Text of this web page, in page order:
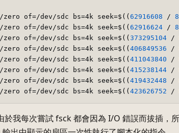
zero of=/dev/sdc bs=4k seek=$((62916608 / 8
zero of=/dev/sdc bs=4k seek=$((62916624 / 8
zero of=/dev/sdc bs=4k seek=$((373295104 /
zero of=/dev/sdc bs=4k seek=$((406849536 /
zero of=/dev/sdc bs=4k seek=$((411043840 /
zero of=/dev/sdc bs=4k seek=$((415238144 /
zero of=/dev/sdc bs=4k seek=$((419432448 /
zero of=/dev/sdc bs=4k seek=$((423626752 /
於我每次嘗試 fsck 都會因為 I/O 錯誤而拔插，